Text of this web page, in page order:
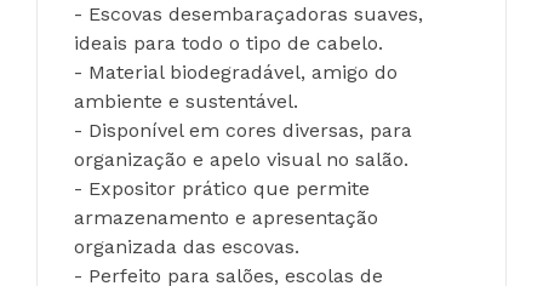
- Escovas desembaraçadoras suaves,
ideais para todo o tipo de cabelo.
- Material biodegradável, amigo do
ambiente e sustentável.
- Disponível em cores diversas, para
organização e apelo visual no salão.
- Expositor prático que permite
armazenamento e apresentação
organizada das escovas.
- Perfeito para salões, escolas de